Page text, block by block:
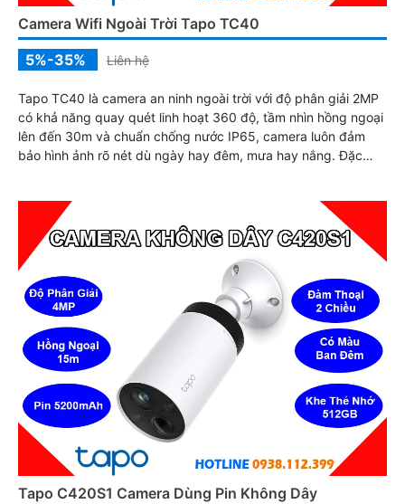
Camera Wifi Ngoài Trời Tapo TC40
5%-35%
Liên hệ
Tapo TC40 là camera an ninh ngoài trời với độ phân giải 2MP
có khả năng quay quét linh hoạt 360 độ, tầm nhìn hồng ngoại
lên đến 30m và chuẩn chống nước IP65, camera luôn đảm
bảo hình ảnh rõ nét dù ngày hay đêm, mưa hay nắng. Đặc
đình mọi lúc, mọi nơi
Tapo C420S1 Camera Dùng Pin Không Dây